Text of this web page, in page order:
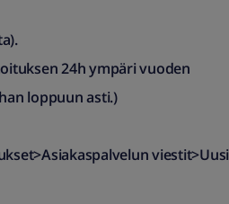
24h ympäri vuoden
loppuun asti.)
viestit>Uusi